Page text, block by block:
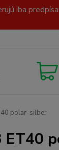
iba
polar-silber
ET40